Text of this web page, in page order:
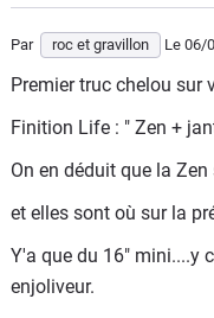
Par roc et gravillon Le 06/
Premier truc chelou sur
Finition Life : " Zen +
On en déduit que la
et elles sont où sur la
Y'a que du 16" mini....y
enjoliveur.